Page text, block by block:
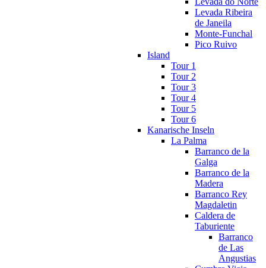
Levada Ribeira
de Janeila
Monte-Funchal
Pico Ruivo
Island
Tour 1
Tour 2
Tour 3
Tour 4
Tour 5
Tour 6
Kanarische Inseln
La Palma
Barranco de la
Galga
Barranco de la
Madera
Barranco Rey
Magdaletin
Caldera de
Taburiente
Barranco
de Las
Angustias